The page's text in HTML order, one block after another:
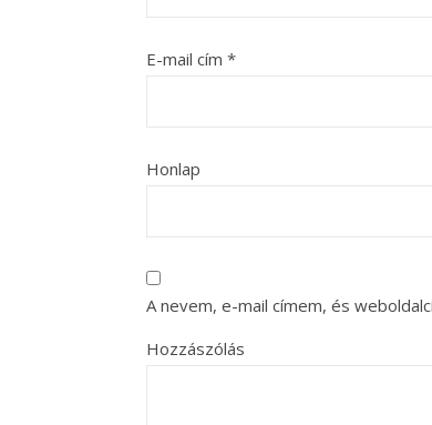
E-mail cím *
Honlap
A nevem, e-mail címem, és
Hozzászólás